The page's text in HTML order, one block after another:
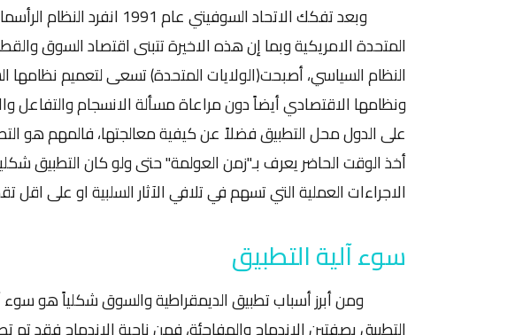
وبعد تفكك الاتحاد السوفيتي عام
المتحدة الامريكية وبما إن هذه الاخيرة تتبنى اقتصاد السوق
النظام السياسي، أصبحت(الولايات المتحدة) تسعى لتعميم نظامها
ونظامها الاقتصادي أيضاً دون مراعاة مسألة الانسجام والتفاعل
على الدول محل التطبيق فضلاً عن كيفية معالجتها، فالمهم هو
أخذ الوقت الحاضر يعرف بـ"زمن العولمة" حتى ولو كان التطبيق
الاجراءات العملية التي تسهم في تلافي الآثار السلبية او على اقل
سوء آلية التطبيق
ومن أبرز أسباب تطبيق الديمقراطية والسوق شكلياً هو سوء
التطبيق بصفتين الإندماج والمفاجئة، فمن ناحية الإندماج فقد